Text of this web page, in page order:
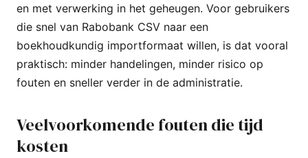
en met verwerking in het geheugen. Voor gebruikers
die snel van Rabobank CSV naar een
boekhoudkundig importformaat willen, is dat vooral
praktisch: minder handelingen, minder risico op
fouten en sneller verder in de administratie.
Veelvoorkomende fouten die tijd
kosten